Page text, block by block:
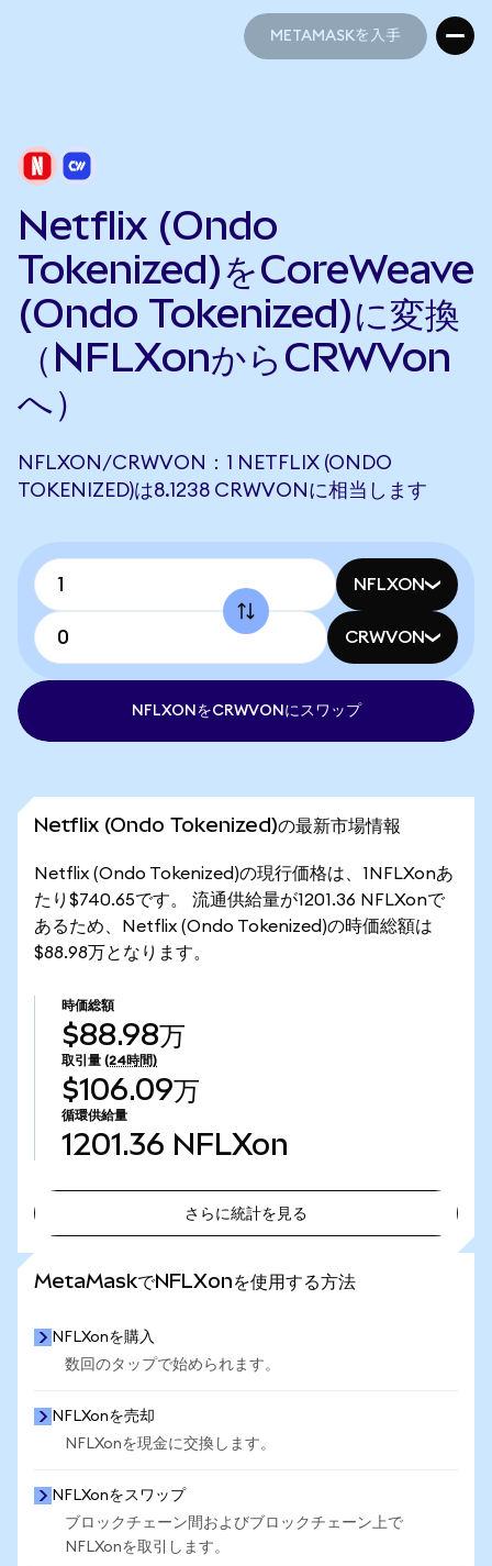
METAMASKを入手
Netflix (Ondo
Tokenized)をCoreWeave
(Ondo Tokenized)に変換
（NFLXonからCRWVon
へ）
NFLXON/CRWVON：1 NETFLIX (ONDO
TOKENIZED)は8.1238 CRWVONに相当します
NFLXON
CRWVON
NFLXONをCRWVONにスワップ
Netflix (Ondo Tokenized)の最新市場情報
Netflix (Ondo Tokenized)の現行価格は、1NFLXonあ
たり$740.65です。 流通供給量が1201.36 NFLXonで
あるため、Netflix (Ondo Tokenized)の時価総額は
$88.98万となります。
時価総額
$88.98万
取引量 (24時間)
$106.09万
循環供給量
1201.36 NFLXon
さらに統計を見る
MetaMaskでNFLXonを使用する方法
NFLXonを購入
数回のタップで始められます。
NFLXonを売却
NFLXonを現金に交換します。
NFLXonをスワップ
ブロックチェーン間およびブロックチェーン上で
NFLXonを取引します。